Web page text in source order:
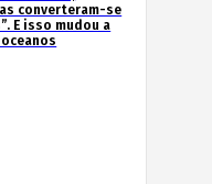
converteram-se
E isso mudou a